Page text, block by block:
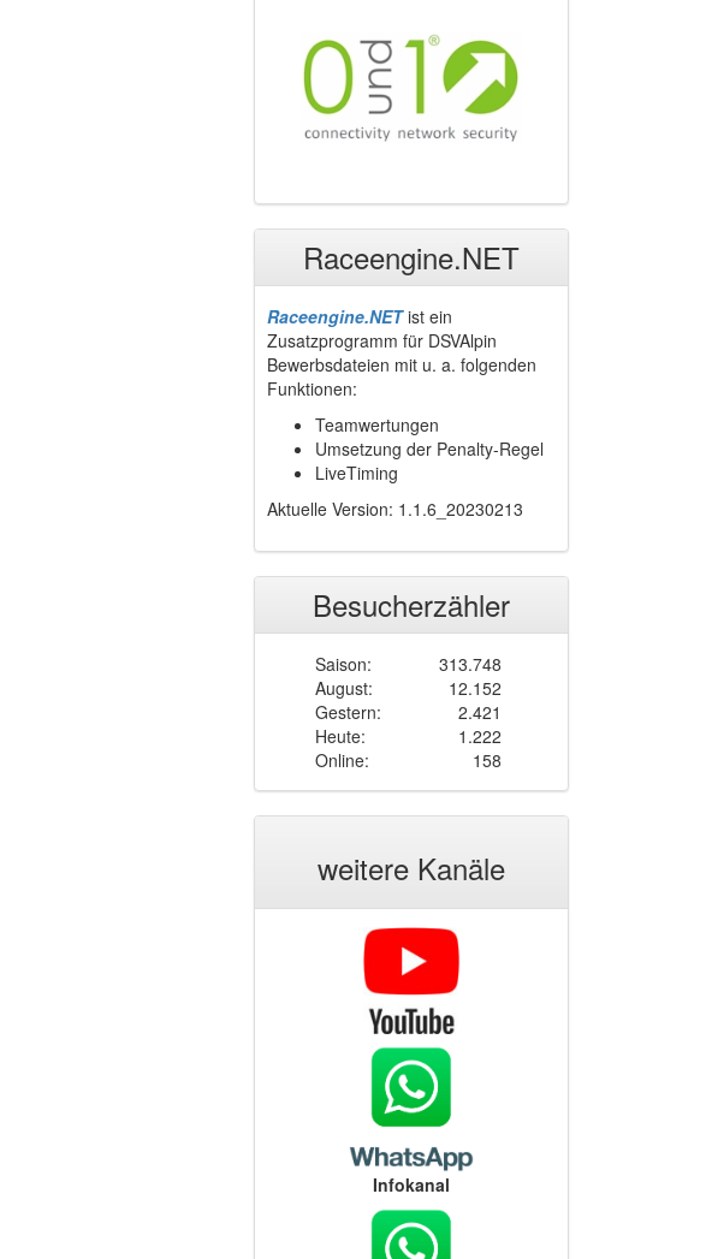
Raceengine.NET
Raceengine.NETist ein
Zusatzprogramm für DSVAlpin
Bewerbsdateien mit u. a. folgenden
Funktionen:
Teamwertungen
Umsetzung der Penalty-Regel
LiveTiming
Aktuelle Version: 1.1.6_20230213
Besucherzähler
Saison:
313.748
August:
12.152
Gestern:
2.421
Heute:
1.222
Online:
158
weitere Kanäle
Infokanal